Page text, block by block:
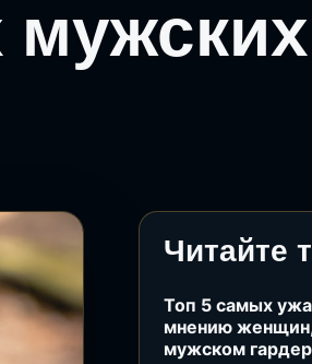
Читайте
Топ 5 самых
мнению
мужском